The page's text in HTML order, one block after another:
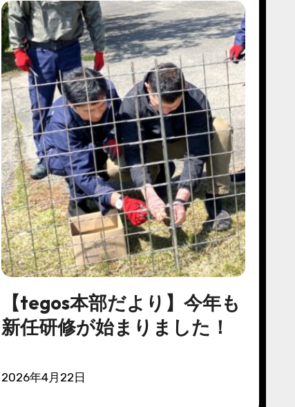
【tegos本部だより】今年も
新任研修が始まりました！
2026年4月22日